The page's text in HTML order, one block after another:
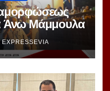
Άνω Μάμμουλα
EXPRESSEVIA